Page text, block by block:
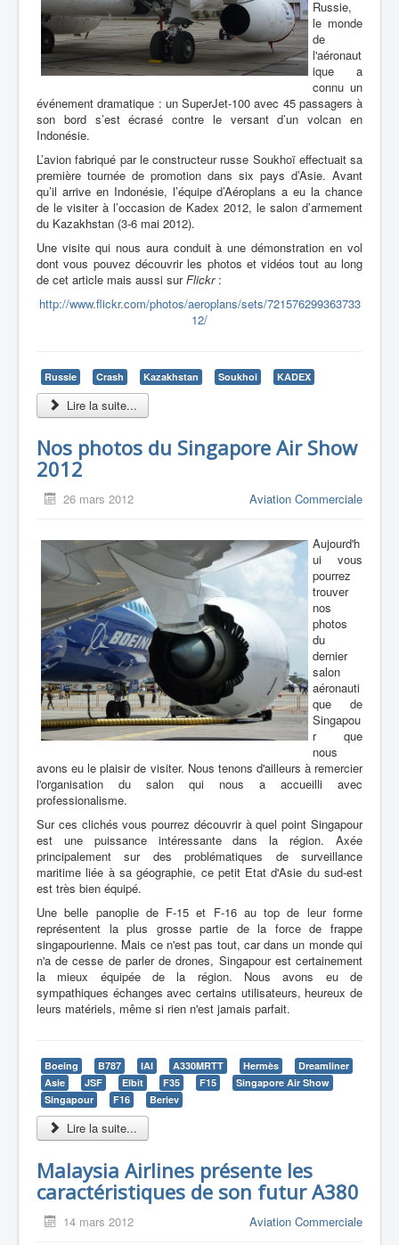
Russie,
le monde
de
l'aéronaut
ique a
connu un
événement dramatique : un SuperJet-100 avec 45 passagers à
son bord s’est écrasé contre le versant d’un volcan en
Indonésie.
L’avion fabriqué par le constructeur russe Soukhoï effectuait sa
première tournée de promotion dans six pays d’Asie. Avant
qu’il arrive en Indonésie, l’équipe d’Aéroplans a eu la chance
de le visiter à l’occasion de Kadex 2012, le salon d’armement
du Kazakhstan (3-6 mai 2012).
Une visite qui nous aura conduit à une démonstration en vol
dont vous pouvez découvrir les photos et vidéos tout au long
de cet article mais aussi surFlickr :
http://www.flickr.com/photos/aeroplans/sets/721576299363733
12/
Russie Crash Kazakhstan Soukhoi KADEX
Lire la suite...
Nos photos du Singapore Air Show
2012
26 mars 2012 Aviation Commerciale
Aujourd'h
ui vous
pourrez
trouver
nos
photos
du
dernier
salon
aéronauti
que de
Singapou
r que
nous
avons eu le plaisir de visiter. Nous tenons d'ailleurs à remercier
l'organisation du salon qui nous a accueilli avec
professionalisme.
Sur ces clichés vous pourrez découvrir à quel point Singapour
est une puissance intéressante dans la région. Axée
principalement sur des problématiques de surveillance
maritime liée à sa géographie, ce petit Etat d'Asie du sud-est
est très bien équipé.
Une belle panoplie de F-15 et F-16 au top de leur forme
représentent la plus grosse partie de la force de frappe
singapourienne. Mais ce n'est pas tout, car dans un monde qui
n'a de cesse de parler de drones, Singapour est certainement
la mieux équipée de la région. Nous avons eu de
sympathiques échanges avec certains utilisateurs, heureux de
leurs matériels, même si rien n'est jamais parfait.
Boeing B787 IAI A330MRTT Hermès
Dreamliner
Asie
JSF Elbit F35 F15
Singapore Air Show
Singapour
F16 Beriev
Lire la suite...
Malaysia Airlines présente les
caractéristiques de son futur A380
14 mars 2012 Aviation Commerciale